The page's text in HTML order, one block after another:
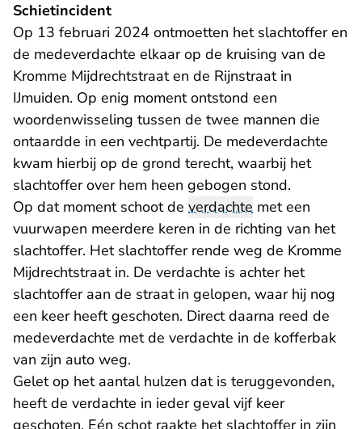
Schietincident
Op 13 februari 2024 ontmoetten het slachtoffer en
de medeverdachte elkaar op de kruising van de
Kromme Mijdrechtstraat en de Rijnstraat in
IJmuiden. Op enig moment ontstond een
woordenwisseling tussen de twee mannen die
ontaardde in een vechtpartij. De medeverdachte
kwam hierbij op de grond terecht, waarbij het
slachtoffer over hem heen gebogen stond.
Op dat moment schoot de verdachte met een
vuurwapen meerdere keren in de richting van het
slachtoffer. Het slachtoffer rende weg de Kromme
Mijdrechtstraat in. De verdachte is achter het
slachtoffer aan de straat in gelopen, waar hij nog
een keer heeft geschoten. Direct daarna reed de
medeverdachte met de verdachte in de kofferbak
van zijn auto weg.
Gelet op het aantal hulzen dat is teruggevonden,
heeft de verdachte in ieder geval vijf keer
geschoten. Eén schot raakte het slachtoffer in zijn